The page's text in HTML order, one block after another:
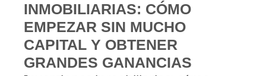
INMOBILIARIAS: CÓMO
EMPEZAR SIN MUCHO
CAPITAL Y OBTENER
GRANDES GANANCIAS